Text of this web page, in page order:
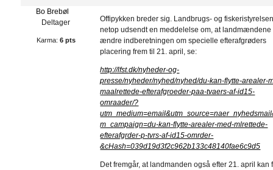
Bo Brebøl
Deltager
Karma: 6 pts
Offipykken breder sig. Landbrugs- og
netop udsendt en meddelelse om, at landmændene
ændre indberetningen om specielle efterafgrøders
placering frem til 21. april, se:
http://lfst.dk/nyheder-og-
presse/nyheder/nyhed/nyhed/du-kan-flytte-arealer-
maalrettede-efterafgroeder-paa-tvaers-af-id15-
omraader/?
m_campaign=du-kan-flytte-arealer-med-mlrettede-
efterafgrder-p-tvrs-af-id15-omrder-
&cHash=039d19d3f2c962b133c48140fae6c9d5
Det fremgår, at landmanden også efter 21. april kan